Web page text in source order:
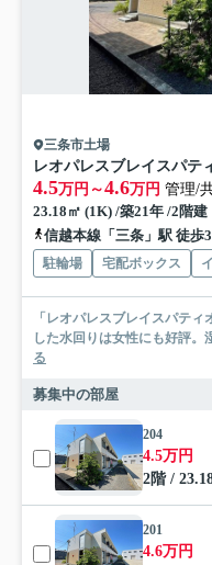
三条市土場
レオパレスブレイスパテ
4.5万円～4.6万円 管理/
23.18㎡ (1K) /築21年 /2階建
信越本線「三条」駅 徒歩
駐輪場 宅配ボックス
「レオパレスブレイスパテ
した水回りは女性にも好評
る
募集中の部屋
204
4.5万円
2階 /
201
4.6万円